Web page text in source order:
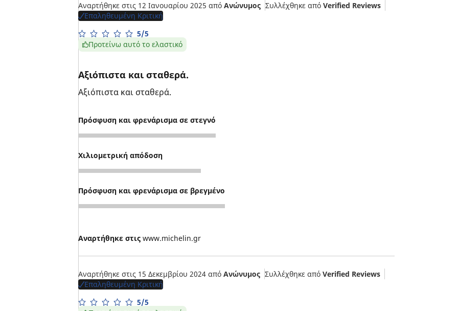
Αναρτήθηκε στις 12 Ιανουαρίου 2025 από Ανώνυμος Συλλέχθηκε από Verified Reviews
Επαληθευμένη Κριτική
5/5
Προτείνω αυτό το ελαστικό
Αξιόπιστα και σταθερά.
Αξιόπιστα και σταθερά.
Πρόσφυση και φρενάρισμα σε στεγνό
5
Χιλιομετρική απόδοση
5
Πρόσφυση και φρενάρισμα σε βρεγμένο
5
Αναρτήθηκε στιςwww.michelin.gr
Αναρτήθηκε στις 15 Δεκεμβρίου 2024 από Ανώνυμος Συλλέχθηκε από Verified Reviews
Επαληθευμένη Κριτική
5/5